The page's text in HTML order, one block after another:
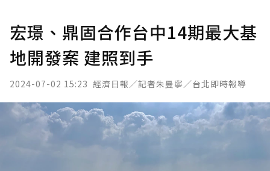
宏璟、鼎固合作台中14期最大基
地開發案 建照到手
2024-07-02 15:23 經濟日報／記者朱曼寧／台北即時報導